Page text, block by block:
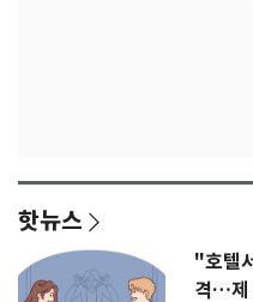
핫뉴스
"호텔
격…제